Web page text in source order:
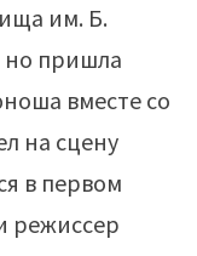
им. Б.
пришла
вместе со
на сцену
в первом
режиссер